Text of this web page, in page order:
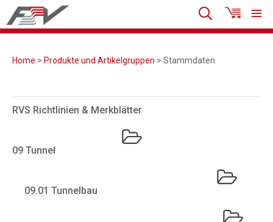
Home > Produkte und Artikelgruppen > Stammdaten
RVS Richtlinien & Merkblätter
09 Tunnel
09.01 Tunnelbau